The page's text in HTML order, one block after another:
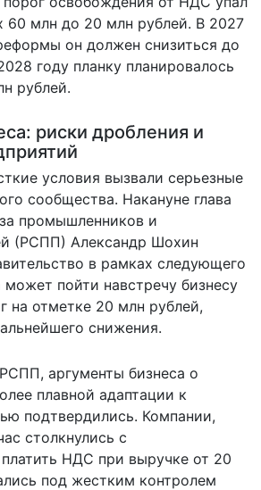
60 млн до 20 млн рублей. В 2027
он должен снизиться до
году планку планировалось
рублей.
риски дробления и
условия вызвали серьезные
сообщества. Накануне глава
промышленников и
(РСПП) Александр Шохин
в рамках следующего
может пойти навстречу бизнесу
на отметке 20 млн рублей,
снижения.
аргументы бизнеса о
плавной адаптации к
подтвердились. Компании,
столкнулись с
НДС при выручке от 20
под жестким контролем